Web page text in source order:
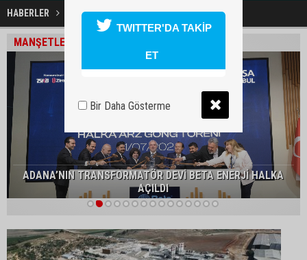
edilmeyecek”
HABERLER EKONOMİ
MANŞETLER
ADANA’NIN TRANSFORMATÖR DEVİ BETA ENERJİ HALKA
AÇILDI
TWITTER'DA TAKİP
ET
Bir Daha Gösterme